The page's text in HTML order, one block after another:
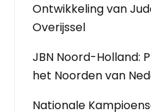
Ontwikkeling van
Overijssel
JBN Noord-Holland:
het Noorden van
Nationale